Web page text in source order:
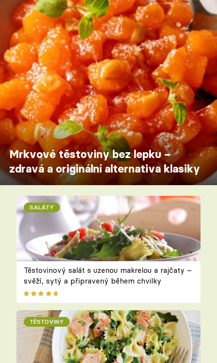
Mrkvové těstoviny bez lepku –
zdravá a originální alternativa klasiky
SALÁTY
Těstovinový salát s uzenou makrelou a rajčaty –
svěží, sytý a připravený během chvilky
TĚSTOVINY